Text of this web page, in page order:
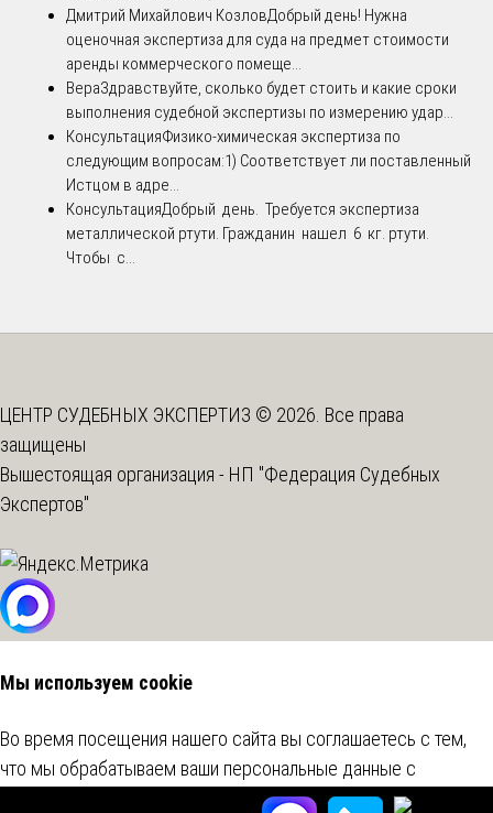
Дмитрий Михайлович КозловДобрый день! Нужна
оценочная экспертиза для суда на предмет стоимости
аренды коммерческого помеще...
ВераЗдравствуйте, сколько будет стоить и какие сроки
выполнения судебной экспертизы по измерению удар...
КонсультацияФизико-химическая экспертиза по
следующим вопросам:1) Соответствует ли поставленный
Истцом в адре...
КонсультацияДобрый день. Требуется экспертиза
металлической ртути. Гражданин нашел 6 кг. ртути.
Чтобы с...
ЦЕНТР СУДЕБНЫХ ЭКСПЕРТИЗ © 2026. Все права
защищены
Вышестоящая организация - НП "Федерация Судебных
Экспертов"
Мы используем cookie
Во время посещения нашего сайта вы соглашаетесь с тем,
что мы обрабатываем ваши персональные данные с
использованием метрических программ.Подробнее